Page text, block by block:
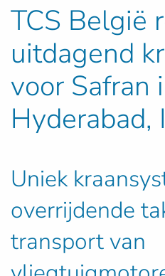
TCS België
uitdagend
voor Safran
Hyderabad,
Uniek
overrijdende
transport van